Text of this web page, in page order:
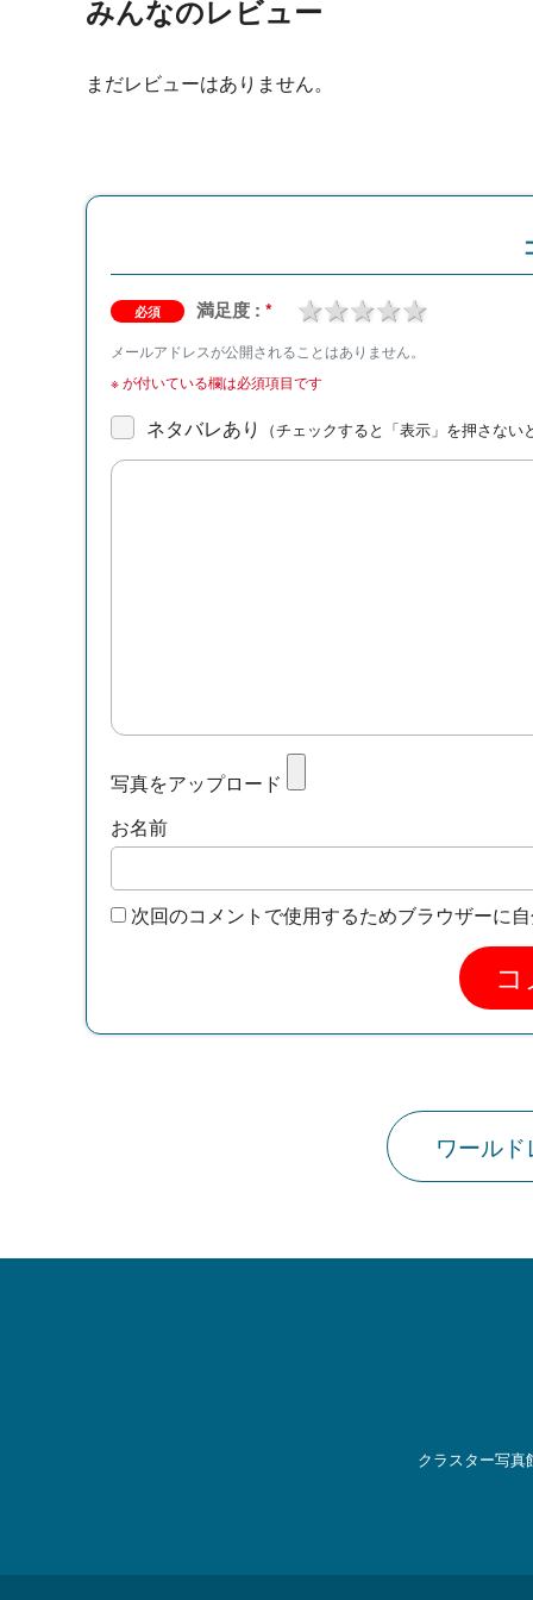
みんなのレビュー
まだレビューはありません。
必須 満足度 : * 4 stars
3 stars
2 stars
1 star
メールアドレスが公開されることはありません。
※が付いている欄は必須項目です
ネタバレあり （チェックすると「表示」を押さな
写真をアップロード
お名前
次回のコメントで使用するためブラウザーに
ワール
クラスター写真